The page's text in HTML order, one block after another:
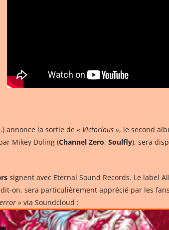
annonce la sortie de « Victorious », le second
Mikey Doling (Channel Zero, Soulfly), sera
signent avec Eternal Sound Records. Le label
on, sera particulièrement apprécié par les
» via Soundcloud :